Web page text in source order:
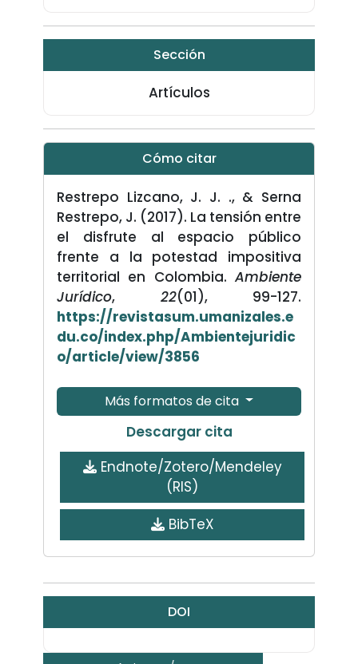
Sección
Artículos
Cómo citar
Restrepo Lizcano, J. J. ., & Serna
Restrepo, J. (2017). La tensión entre
el disfrute al espacio público
frente a la potestad impositiva
territorial en Colombia. Ambiente
Jurídico, 22(01), 99-127.
https://revistasum.umanizales.e
du.co/index.php/Ambientejuridic
o/article/view/3856
Más formatos de cita
Descargar cita
Endnote/Zotero/Mendeley
(RIS)
BibTeX
DOI